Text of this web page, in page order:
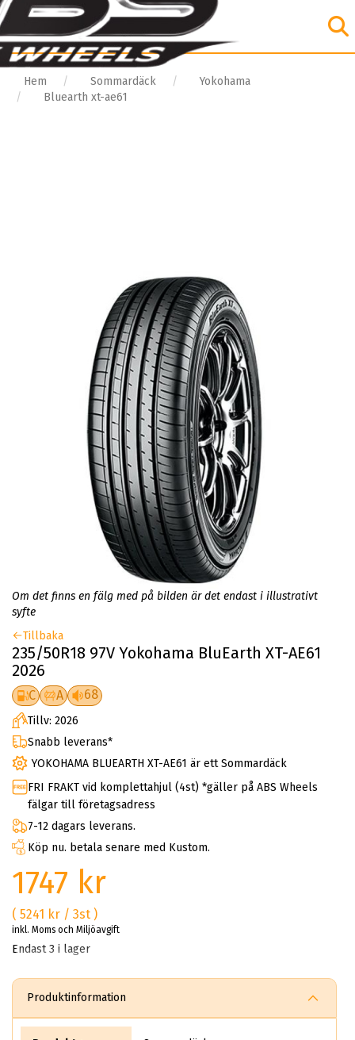
Hem Sommardäck
Yokohama
Bluearth xt-ae61
Om det finns en fälg med på bilden är det endast i illustrativt
syfte
Tillbaka
235/50R18 97V Yokohama BluEarth XT-AE61
2026
C A 68
Tillv: 2026
Snabb leverans*
YOKOHAMA BLUEARTH XT-AE61 är ett Sommardäck
FRI FRAKT vid komplettahjul (4st) *gäller på ABS Wheels
fälgar till företagsadress
7-12 dagars leverans.
Köp nu. betala senare med Kustom.
1747 kr
( 5241 kr / 3st )
inkl. Moms och Miljöavgift
Endast 3 i lager
Produktinformation